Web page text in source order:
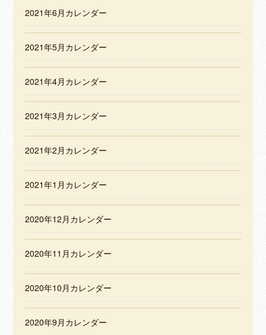
2021年6月カレンダー
2021年5月カレンダー
2021年4月カレンダー
2021年3月カレンダー
2021年2月カレンダー
2021年1月カレンダー
2020年12月カレンダー
2020年11月カレンダー
2020年10月カレンダー
2020年9月カレンダー